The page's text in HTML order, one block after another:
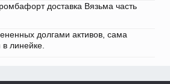
доставка Вязьма часть
долгами активов, сама
линейке.